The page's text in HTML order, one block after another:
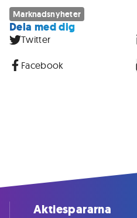
Marknadsnyheter
Dela med dig
Twitter
Facebook
Aktiespararna